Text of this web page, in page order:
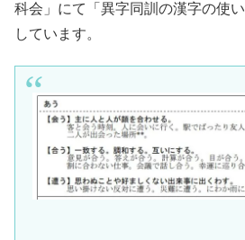
科会」にて「異字同訓の漢字の使
しています。